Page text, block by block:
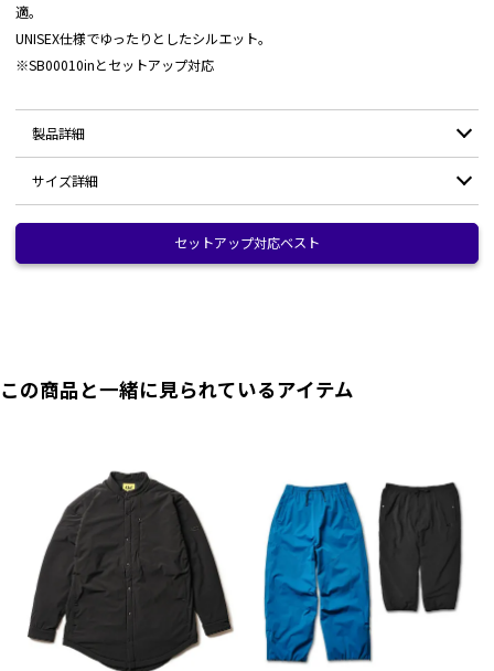
適。
UNISEX仕様でゆったりとしたシルエット。
※SB00010inとセットアップ対応
製品詳細
ファンクショ
腿部分のファスナー仕様でショートパンツスタイ
ルにもなる２way仕様
両サイドにポケット付き
右臀部にはファスナー仕様のポケット
膝部分の立体構造
裾はシャーリング仕様
左腿位置にブランドロゴプリント
サイズ詳細
S-M M-L
股上 - - -
(cm)
●実寸サイズは弊店スタッフが採寸した実寸値になっております。
●メジャーによる採寸のため、若干の誤差がでる場合がございます。
●正確なサイズを測るように心がけておりますが、多少の誤差が生じる場合はご容赦
ください。
●商品サイズの測り方は
こちらをご覧ください。
セットアップ対応ベスト
この商品と一緒に見られているアイテム